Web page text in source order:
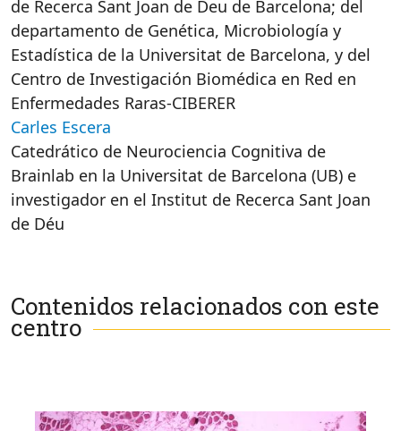
de Recerca Sant Joan de Deu de Barcelona; del
departamento de Genética, Microbiología y
Estadística de la Universitat de Barcelona, y del
Centro de Investigación Biomédica en Red en
Enfermedades Raras-CIBERER
Carles Escera
Catedrático de Neurociencia Cognitiva de
Brainlab en la Universitat de Barcelona (UB) e
investigador en el Institut de Recerca Sant Joan
de Déu
Contenidos relacionados con este
centro